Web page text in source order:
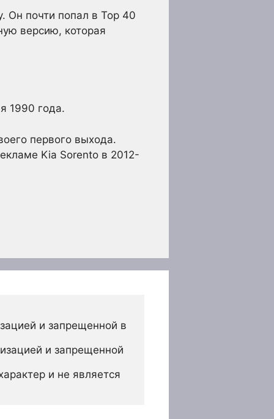
Он почти попал в Top 40
версию, которая
1990 года.
первого выхода.
Kia Sorento в 2012-
и запрещенной в
и запрещенной
и не является